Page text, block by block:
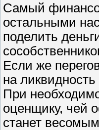
Самый
остальными
поделить
Если же
на
При
оценщику, чей
станет